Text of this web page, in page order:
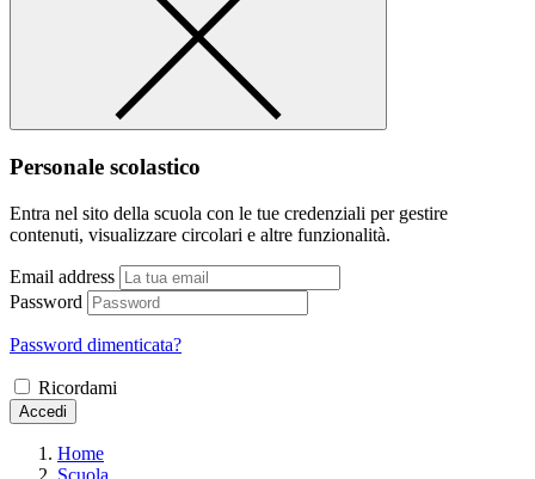
Personale scolastico
Entra nel sito della scuola con le tue credenziali per gestire
contenuti, visualizzare circolari e altre funzionalità.
Email address
Password
Password dimenticata?
Ricordami
Accedi
Home
Scuola